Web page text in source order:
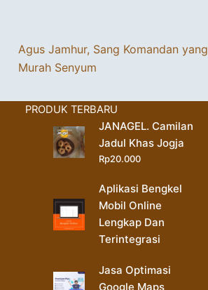
Agus Jamhur, Sang Komandan yang
Murah Senyum
PRODUK TERBARU
JANAGEL. Camilan
Jadul Khas Jogja
Rp20.000
Aplikasi Bengkel
Mobil Online
Lengkap Dan
Terintegrasi
Jasa Optimasi
Google Maps